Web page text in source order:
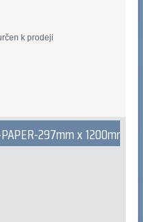
k prodeji
297mm x 1200mm